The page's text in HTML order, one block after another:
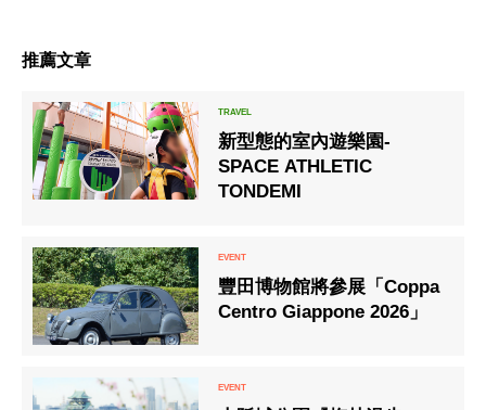
推薦文章
新型態的室內遊樂園-
SPACE ATHLETIC
TONDEMI
豐田博物館將參展「Coppa
Centro Giappone 2026」